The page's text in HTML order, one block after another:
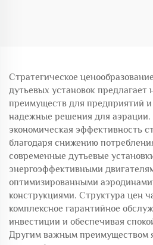
Стратегическое
дутьевых установок предлагает
преимуществ для предприятий
надежные решения для
экономическая эффективность
благодаря снижению
современные дутьевые
энергоэффективными
оптимизированными
конструкциями. Структура цен
комплексное гарантийное
инвестиции и обеспечивая
Другим важным преимуществом